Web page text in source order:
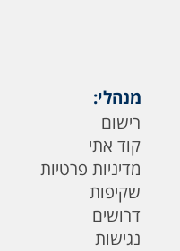
מנהלי:
רישום
קוד אתי
מדיניות פרטיות
שקיפות
דרושים
נגישות